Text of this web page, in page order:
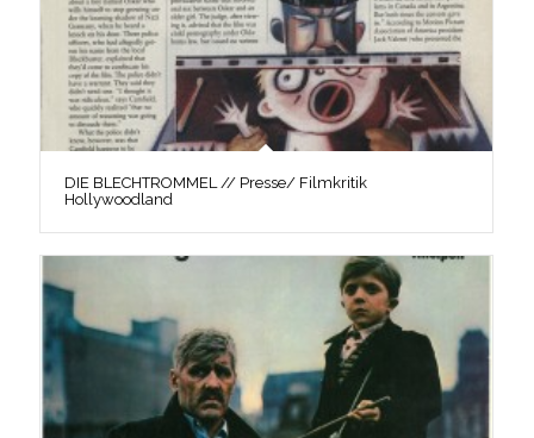
DIE BLECHTROMMEL // Presse/ Filmkritik
Hollywoodland